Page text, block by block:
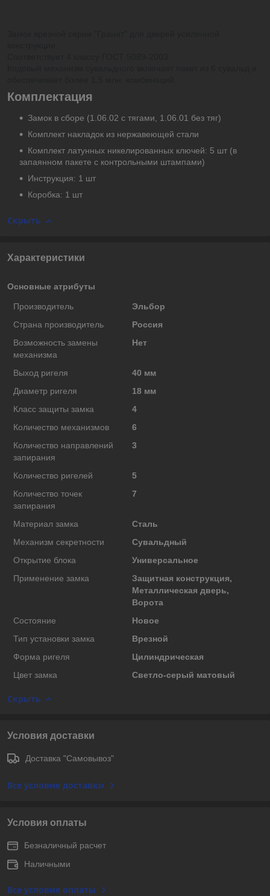
Комплектация
Замок в сборе (1.06.02 с тягами, 1.06.01 без тяг)
Комплект накладок из нержавеющей стали
Комплект латунных никелированных ключей: 5 шт (в
запаянном пакете с контрольными штампами)
Инструкция: 1 шт
Коробка: 1 шт
Скрыть
Характеристики
Основные атрибуты
Производитель
Эльбор
Страна производитель
Россия
Возможность замены
механизма
Нет
Выход ригеля
40 мм
Диаметр ригеля
18 мм
Класс защиты замка
4
Количество механизмов
6
Количество направлений
запирания
3
Количество ригелей
5
Количество точек
запирания
7
Материал замка
Сталь
Механизм секретности
Сувальдный
Открытие блока
Универсальное
Применение замка
Защитная конструкция,
Металлическая дверь,
Ворота
Состояние
Новое
Тип установки замка
Врезной
Форма ригеля
Цилиндрическая
Цвет замка
Светло-серый матовый
Скрыть
Условия доставки
Доставка "Самовывоз"
Все условия доставки
Условия оплаты
Безналичный расчет
Наличными
Все условия оплаты